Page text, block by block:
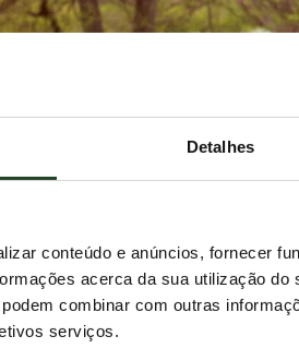
Detalhes
conteúdo e anúncios, fornecer
acerca da sua utilização
combinar com outras
serviços.